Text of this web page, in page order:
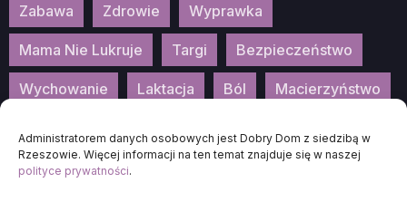
Administratorem danych osobowych jest Dobry Dom z siedzibą w
Rzeszowie. Więcej informacji na ten temat znajduje się w naszej
polityce prywatności.
Zabawa Zdrowie Wyprawka
Mama Nie Lukruje Targi Bezpieczeństwo
Wychowanie Laktacja Ból Macierzyństwo